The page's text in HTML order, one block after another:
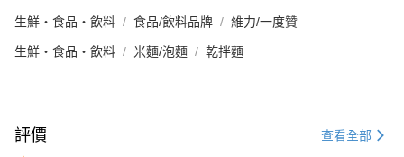
生鮮・食品・飲料 食品/飲料品牌 維力/一度贊
生鮮・食品・飲料 米麵/泡麵 乾拌麵
評價 查看全部